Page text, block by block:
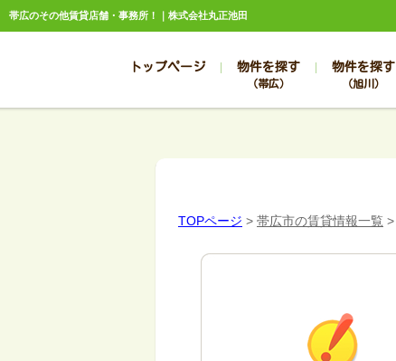
帯広のその他賃貸店舗・事務所！｜株式会社丸正池田
トップページ 物件を探す
（帯広）
物件を探す
（旭川）
TOPページ > 帯広市の賃貸情報一覧 >